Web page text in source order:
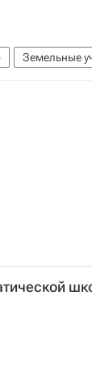
Земельные